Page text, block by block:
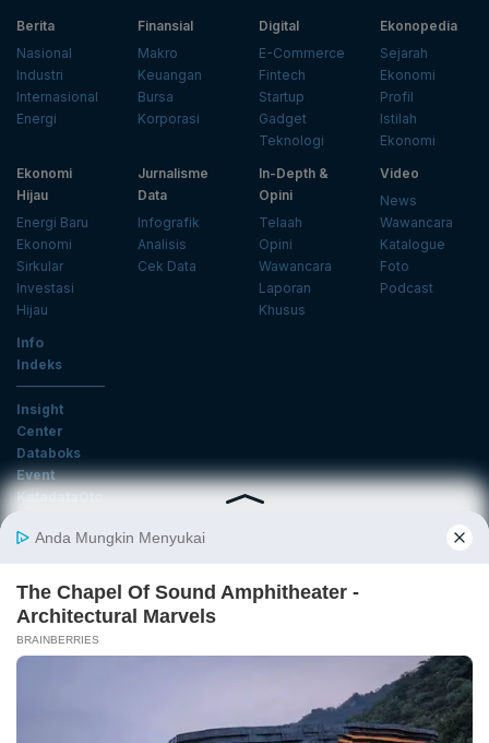
Berita
Nasional
Industri
Internasional
Energi
Finansial
Makro
Keuangan
Bursa
Korporasi
Digital
E-Commerce
Fintech
Startup
Gadget
Teknologi
Ekonopedia
Sejarah
Ekonomi
Profil
Istilah
Ekonomi
Ekonomi
Hijau
Energi Baru
Ekonomi
Sirkular
Investasi
Hijau
Jurnalisme
Data
Infografik
Analisis
Cek Data
In-Depth &
Opini
Telaah
Opini
Wawancara
Laporan
Khusus
Video
News
Wawancara
Katalogue
Foto
Podcast
Info
Indeks
Insight
Center
Databoks
Event
KatadataOto
Email